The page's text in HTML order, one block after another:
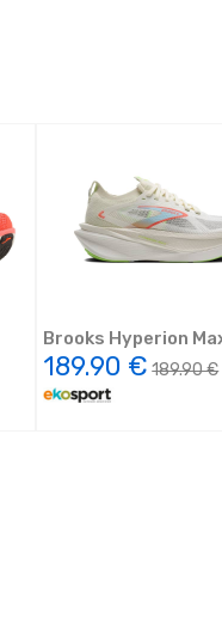
Brooks Hyperion
189.90 € 189.90 €